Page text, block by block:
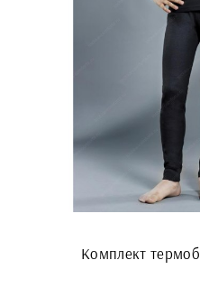
Комплект